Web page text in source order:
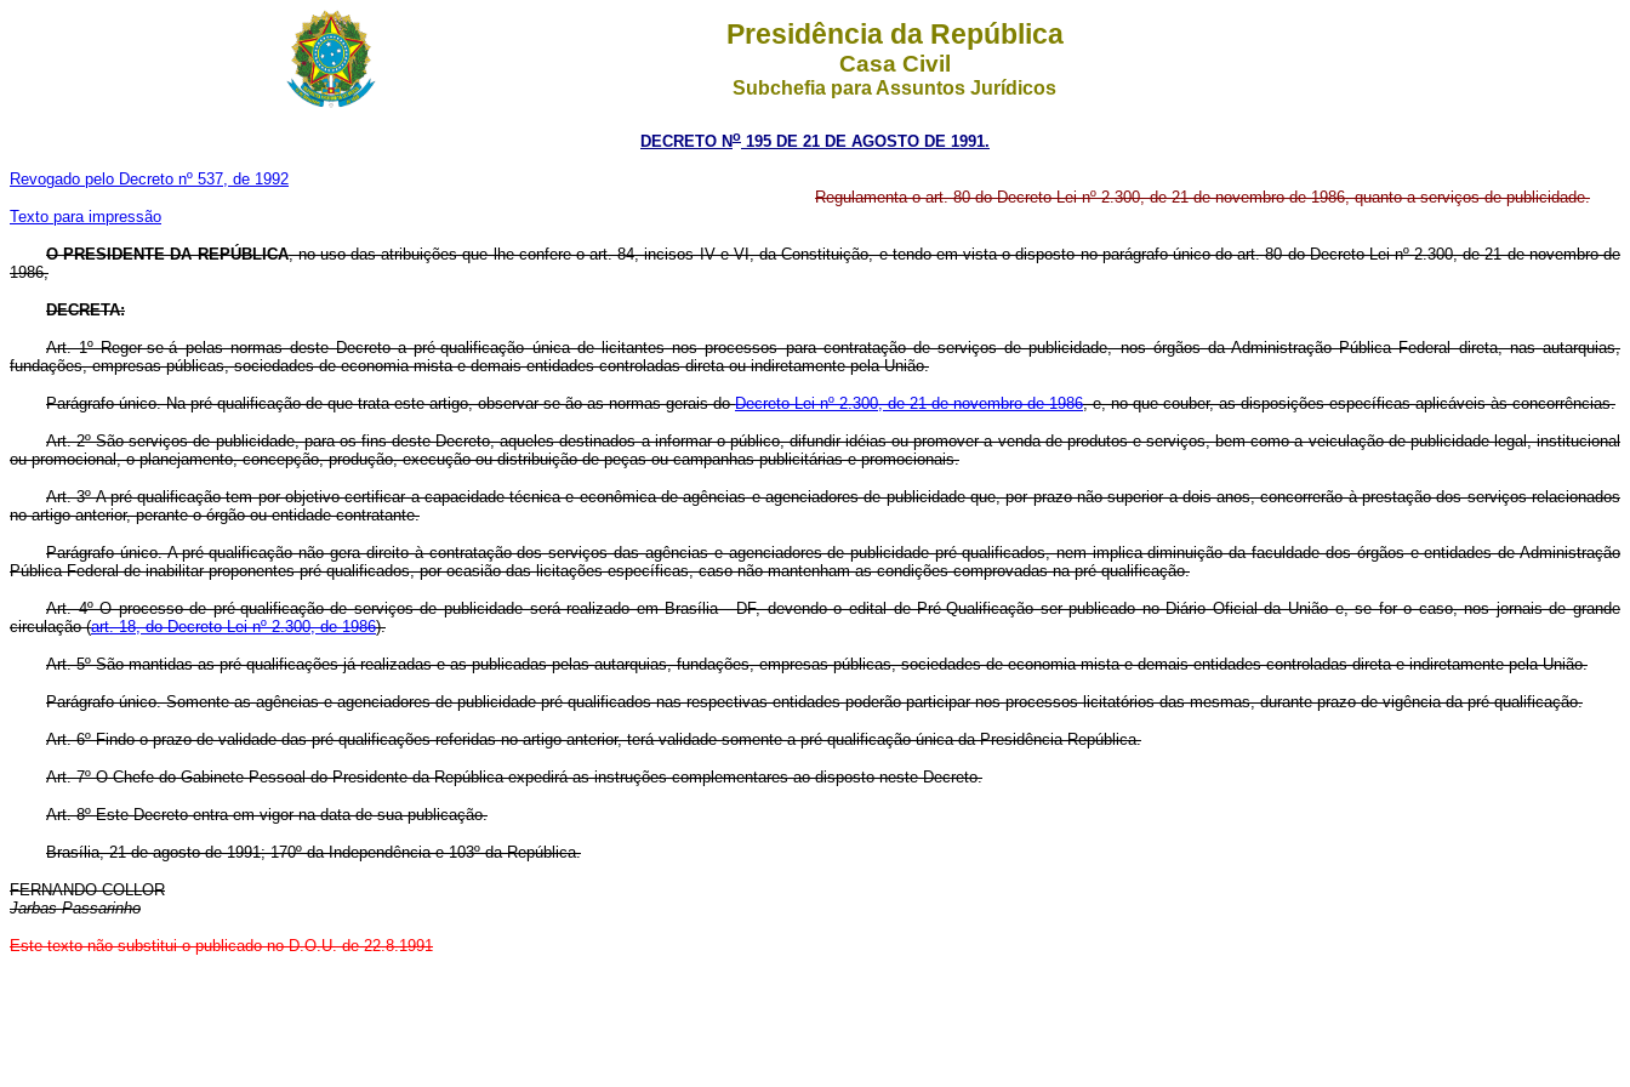
Presidência da República
Casa Civil
Subchefia para Assuntos Jurídicos
DECRETO No 195 DE 21 DE AGOSTO DE 1991.
Revogado pelo Decreto nº 537, de 1992
Texto para impressão
Regulamenta o art. 80 do Decreto-Lei nº 2.300, de 21 de novembro de 1986, quanto a serviços de publicidade.
O PRESIDENTE DA REPÚBLICA, no uso das atribuições que lhe confere o art. 84, incisos IV e VI, da Constituição, e tendo em vista o disposto no parágrafo único do art. 80 do Decreto-Lei nº 2.300, de 21 de novembro de
1986,
DECRETA:
Art. 1º Reger-se-á pelas normas deste Decreto a pré-qualificação única de licitantes nos processos para contratação de serviços de publicidade, nos órgãos da Administração Pública Federal direta, nas autarquias,
fundações, empresas públicas, sociedades de economia mista e demais entidades controladas direta ou indiretamente pela União.
Parágrafo único. Na pré-qualificação de que trata este artigo, observar-se-ão as normas gerais doDecreto-Lei nº 2.300, de 21 de novembro de 1986, e, no que couber, as disposições específicas aplicáveis às concorrências.
Art. 2º São serviços de publicidade, para os fins deste Decreto, aqueles destinados a informar o público, difundir idéias ou promover a venda de produtos e serviços, bem como a veiculação de publicidade legal, institucional
ou promocional, o planejamento, concepção, produção, execução ou distribuição de peças ou campanhas publicitárias e promocionais.
Art. 3º A pré-qualificação tem por objetivo certificar a capacidade técnica e econômica de agências e agenciadores de publicidade que, por prazo não superior a dois anos, concorrerão à prestação dos serviços relacionados
no artigo anterior, perante o órgão ou entidade contratante.
Parágrafo único. A pré-qualificação não gera direito à contratação dos serviços das agências e agenciadores de publicidade pré-qualificados, nem implica diminuição da faculdade dos órgãos e entidades de Administração
Pública Federal de inabilitar proponentes pré-qualificados, por ocasião das licitações específicas, caso não mantenham as condições comprovadas na pré-qualificação.
Art. 4º O processo de pré-qualificação de serviços de publicidade será realizado em Brasília - DF, devendo o edital de Pré-Qualificação ser publicado no Diário Oficial da União e, se for o caso, nos jornais de grande
circulação (art. 18, do Decreto-Lei nº 2.300, de 1986).
Art. 5º São mantidas as pré-qualificações já realizadas e as publicadas pelas autarquias, fundações, empresas públicas, sociedades de economia mista e demais entidades controladas direta e indiretamente pela União.
Parágrafo único. Somente as agências e agenciadores de publicidade pré-qualificados nas respectivas entidades poderão participar nos processos licitatórios das mesmas, durante prazo de vigência da pré-qualificação.
Art. 6º Findo o prazo de validade das pré-qualificações referidas no artigo anterior, terá validade somente a pré-qualificação única da Presidência República.
Art. 7º O Chefe do Gabinete Pessoal do Presidente da República expedirá as instruções complementares ao disposto neste Decreto.
Art. 8º Este Decreto entra em vigor na data de sua publicação.
Brasília, 21 de agosto de 1991; 170º da Independência e 103º da República.
FERNANDO COLLOR
Jarbas Passarinho
Este texto não substitui o publicado no D.O.U. de 22.8.1991